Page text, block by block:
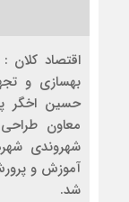
اقتصاد
بهسازی و
معاون
شهروندی
آموزش و
شد.